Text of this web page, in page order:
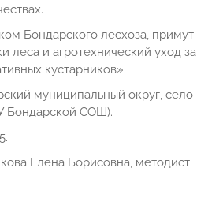
Бондарского лесхоза, примут
леса и агротехнический уход за
кустарников».
муниципальный округ, село
Бондарской СОШ).
Елена Борисовна, методист